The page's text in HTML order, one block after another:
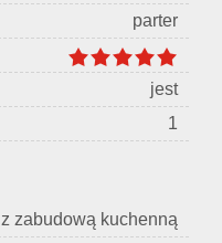
parter
jest
1
z zabudową kuchenną